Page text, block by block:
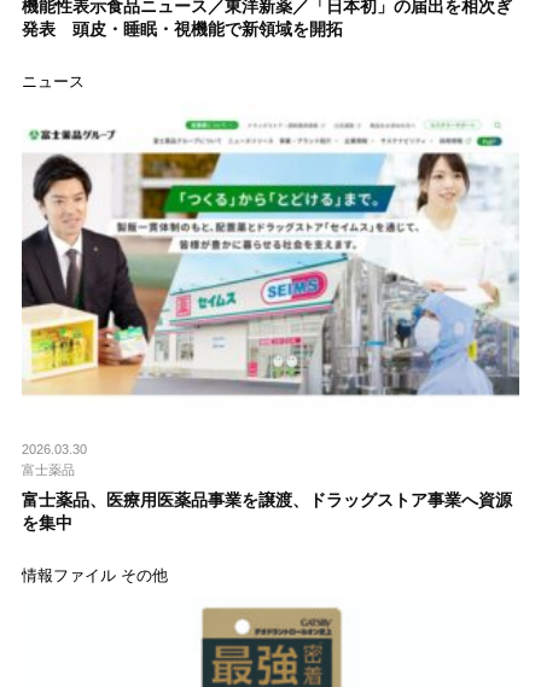
機能性表示食品ニュース／東洋新薬／「日本初」の届出を相次ぎ
発表 頭皮・睡眠・視機能で新領域を開拓
ニュース
2026.03.30
富士薬品
富士薬品、医療用医薬品事業を譲渡、ドラッグストア事業へ資源
を集中
情報ファイル その他